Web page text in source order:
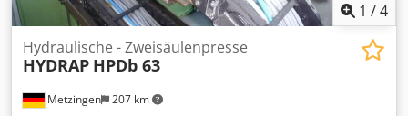
1 /4
Metzingen 207 km
Hydraulische - Zweisäulenpresse
HYDRAP HPDb 63